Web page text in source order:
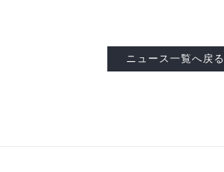
ニュース一覧へ戻る